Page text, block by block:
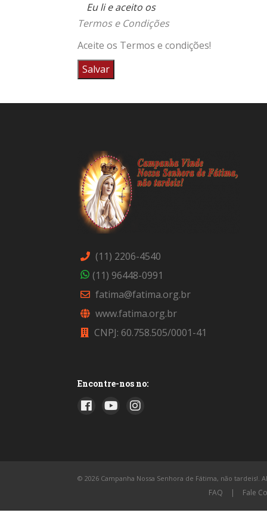
Eu li e aceito os
Termos e Condições
Aceite os Termos e condições!
Salvar
(11) 2206-4540
(11) 96448-0991
fatima@fatima.org.br
www.fatima.org.br
CNPJ: 60.758.505/0001-41
Encontre-nos no:
© 2026 Campanha Nossa Senhora de Fátima, não tardeis!.
FAQ | Fale